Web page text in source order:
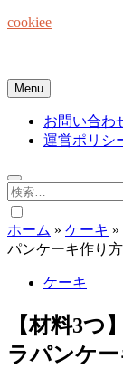
Skip
cookiee
Menu
お問い合わ
運営ポリシ
検
索:
ホーム » ケーキ »
パンケーキ作り方
ケーキ
【材料3つ
ラパンケ